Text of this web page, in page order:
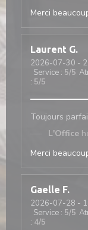
Merci
Laurent G
2026-07-30 -
Service : 5/5
: 5/5
Toujours
L'Office
Merci
Gaelle F
2026-07-28 -
Service : 5/5
: 4/5